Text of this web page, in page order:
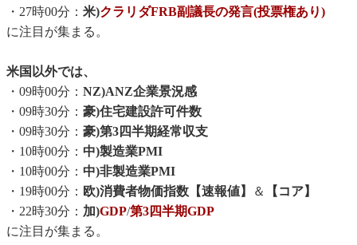
・27時00分： 米)クラリダFRB副議長の発言(投票権あり)
に注目が集まる。
米国以外では、
・09時00分： NZ)ANZ企業景況感
・09時30分： 豪)住宅建設許可件数
・09時30分： 豪)第3四半期経常収支
・10時00分： 中)製造業PMI
・10時00分： 中)非製造業PMI
・19時00分： 欧)消費者物価指数【速報値】 ＆
【コア】
・22時30分： 加)GDP/第3四半期GDP
に注目が集まる。